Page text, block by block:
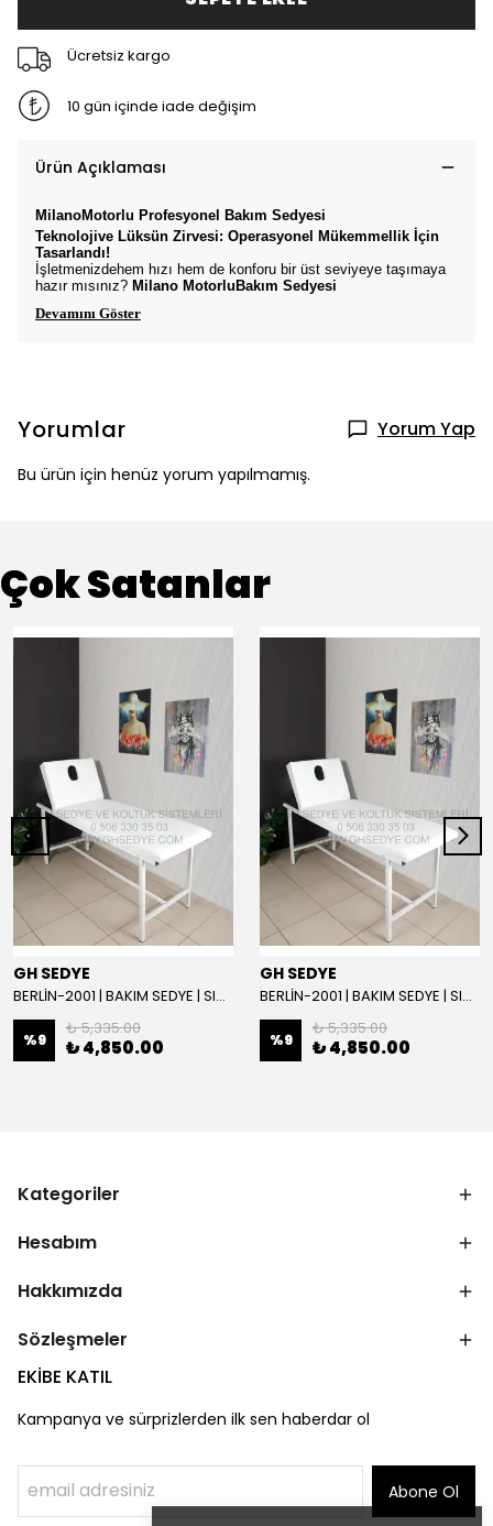
Ücretsiz kargo
10 gün içinde iade değişim
Ürün Açıklaması
MilanoMotorlu Profesyonel Bakım Sedyesi
Teknolojive Lüksün Zirvesi: Operasyonel Mükemmellik İçin
Tasarlandı!
İşletmenizdehem hızı hem de konforu bir üst seviyeye taşımaya
hazır mısınız? Milano MotorluBakım Sedyesi
Devamını Göster
Yorumlar Yorum Yap
Bu ürün için henüz yorum yapılmamış.
Çok Satanlar
GH SEDYE
BERLİN-2001 | BAKIM SEDYE | SIRT AYARLI | BEYAZ
%9
₺ 5,335.00
₺ 4,850.00
GH SEDYE
BERLİN-2001 | BAKIM SEDYE | SIRT AYARLI
%9
₺ 5,335.00
₺ 4,850.00
Kategoriler
Hesabım
Hakkımızda
Sözleşmeler
EKİBE KATIL
Kampanya ve sürprizlerden ilk sen haberdar ol
Abone Ol